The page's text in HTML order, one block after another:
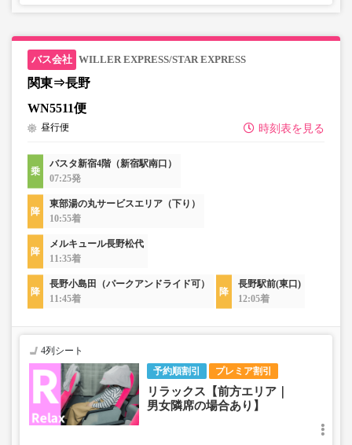
WILLER EXPRESS/STAR EXPRESS
関東⇒長野
WN5511便
時刻表を見る
昼行便
バスタ新宿4階（新宿駅南口）
07:25発
東部湯の丸サービスエリア（下り）
10:55着
メルキュール長野松代
11:35着
長野小島田（パークアンドライド可）
11:45着
長野駅前(東口)
12:05着
予約順割引 プレミア割引
4列シート
リラックス【前方エリア｜
男女隣席の場合あり】